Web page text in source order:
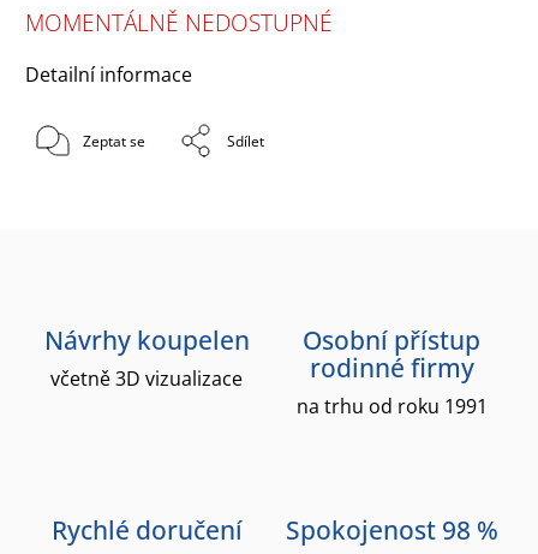
MOMENTÁLNĚ NEDOSTUPNÉ
Detailní informace
Zeptat se Sdílet
Návrhy koupelen
včetně 3D vizualizace
Osobní přístup
rodinné firmy
na trhu od roku 1991
Rychlé doručení Spokojenost 98 %